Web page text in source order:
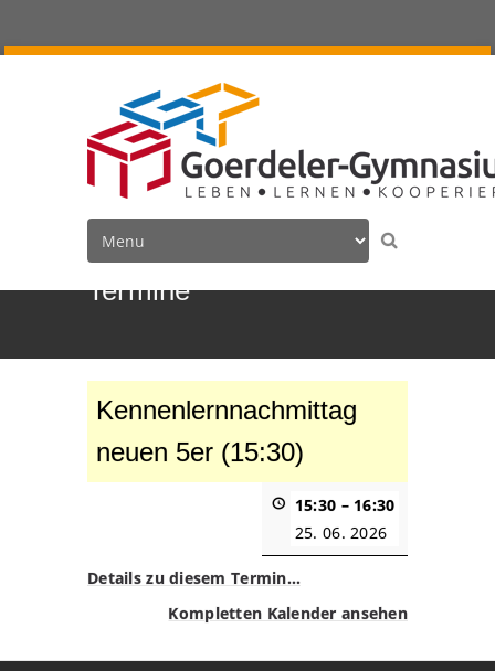
Termine
Kennenlernnachmittag
neuen 5er (15:30)
15:30 – 16:30
25. 06. 2026
Details zu diesem Termin…
Kompletten Kalender ansehen